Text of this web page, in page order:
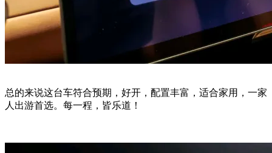
总的来说这台车符合预期，好开，配置丰富，适合家用，一家
人出游首选。每一程，皆乐道！